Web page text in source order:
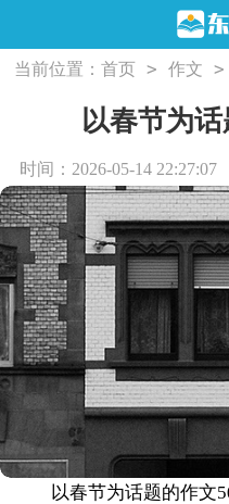
当前位置：首页 > 作文 >
以春节为
时间：2026-05-14 22:27:07
以春节为话题的作文